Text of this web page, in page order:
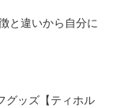
と違いから自分に
グッズ【ティホル